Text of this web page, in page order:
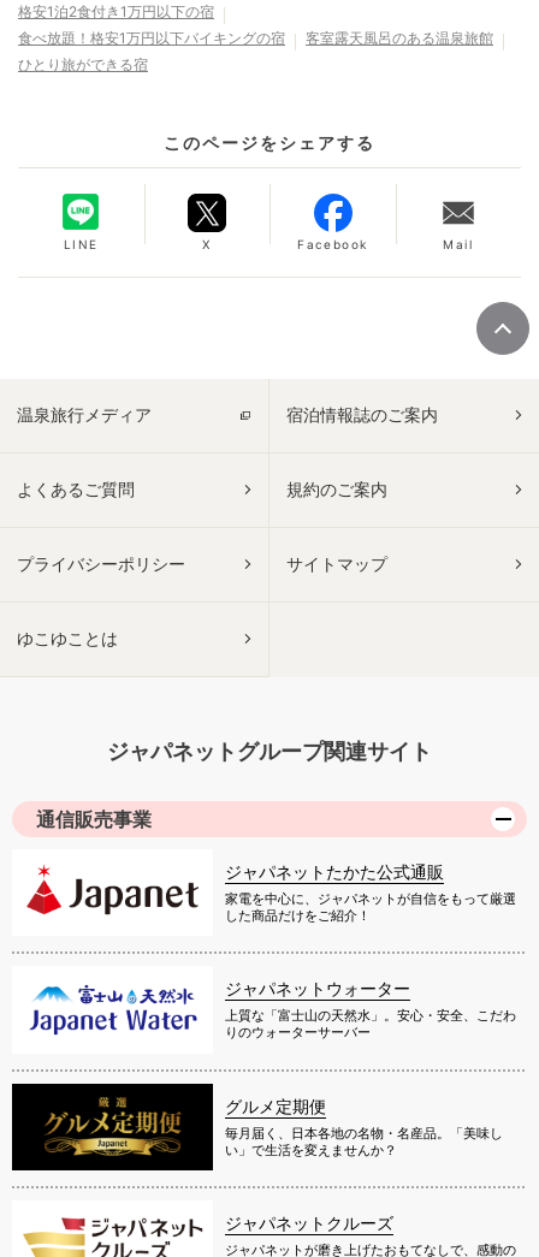
格安1泊2食付き1万円以下の宿
食べ放題！格安1万円以下バイキングの宿
客室露天風呂のある温泉旅館
ひとり旅ができる宿
このページをシェアする
LINE X Facebook Mail
温泉旅行メディア 宿泊情報誌のご案内
よくあるご質問 規約のご案内
プライバシーポリシー サイトマップ
ゆこゆことは
ジャパネットグループ関連サイト
通信販売事業
ジャパネットたかた公式通販
家電を中心に、ジャパネットが自信をもって厳選
した商品だけをご紹介！
ジャパネットウォーター
上質な「富士山の天然水」。安心・安全、こだわ
りのウォーターサーバー
グルメ定期便
毎月届く、日本各地の名物・名産品。「美味し
い」で生活を変えませんか？
ジャパネットクルーズ
ジャパネットが磨き上げたおもてなしで、感動の